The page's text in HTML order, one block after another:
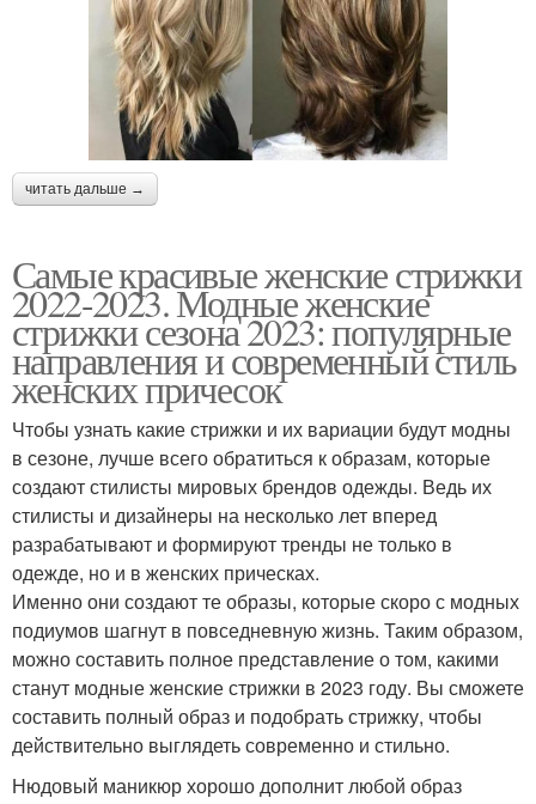
читать дальше →
Самые красивые женские стрижки
2022-2023. Модные женские
стрижки сезона 2023: популярные
направления и современный стиль
женских причесок
Чтобы узнать какие стрижки и их вариации будут модны
в сезоне, лучше всего обратиться к образам, которые
создают стилисты мировых брендов одежды. Ведь их
стилисты и дизайнеры на несколько лет вперед
разрабатывают и формируют тренды не только в
одежде, но и в женских прическах.
Именно они создают те образы, которые скоро с модных
подиумов шагнут в повседневную жизнь. Таким образом,
можно составить полное представление о том, какими
станут модные женские стрижки в 2023 году. Вы сможете
составить полный образ и подобрать стрижку, чтобы
действительно выглядеть современно и стильно.
Нюдовый маникюр хорошо дополнит любой образ